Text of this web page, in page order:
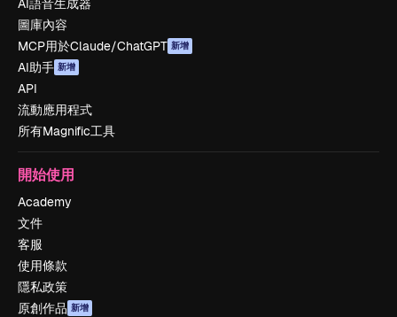
AI語音生成器
圖庫內容
MCP用於Claude/ChatGPT 新增
AI助手 新增
API
流動應用程式
所有Magnific工具
開始使用
Academy
文件
客服
使用條款
隱私政策
原創作品 新增